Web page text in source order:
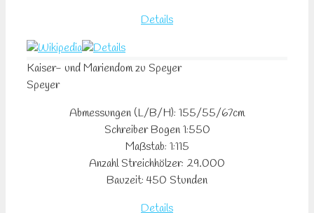
Details
Kaiser- und Mariendomzu Speyer
Speyer
Abmessungen (L/B/H): 155/55/67cm
Schreiber Bogen 1:550
Maßstab: 1:115
Anzahl Streichhölzer: 29.000
Bauzeit: 450 Stunden
Details